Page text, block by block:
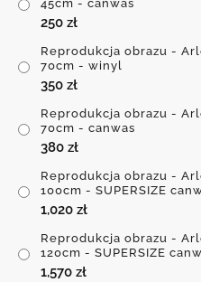
45cm - canwas
250 zł
Reprodukcja obrazu -
70cm - winyl
350 zł
Reprodukcja obrazu -
70cm - canwas
380 zł
Reprodukcja obrazu -
100cm - SUPERSIZE
1,020 zł
Reprodukcja obrazu -
120cm - SUPERSIZE
1,570 zł